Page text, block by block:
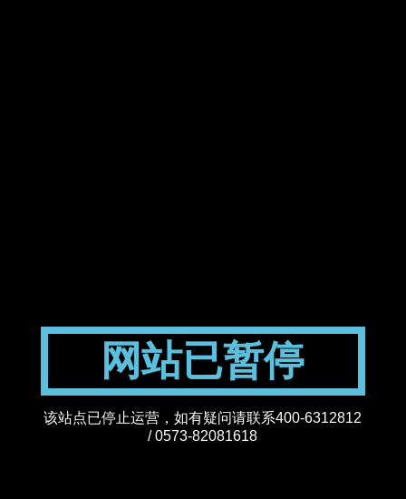
网站已暂停
该站点已停止运营，如有疑问请联系400-6312812
/ 0573-82081618